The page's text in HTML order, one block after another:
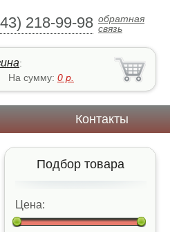
218-99-98 обратная
связь
:
На сумму: 0 р.
Контакты
Подбор товара
Цена: